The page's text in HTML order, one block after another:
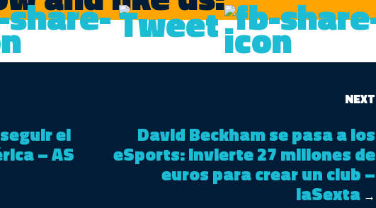
el
– AS
NEXT
David Beckham se pasa a los
eSports: invierte 27 millones de
euros para crear un club –
laSexta →